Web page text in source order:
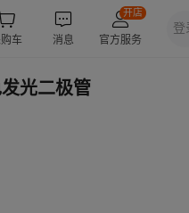
光二极管